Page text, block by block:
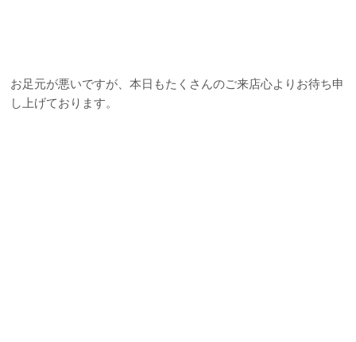
お足元が悪いですが、本日もたくさんのご来店心よりお待ち申
し上げております。